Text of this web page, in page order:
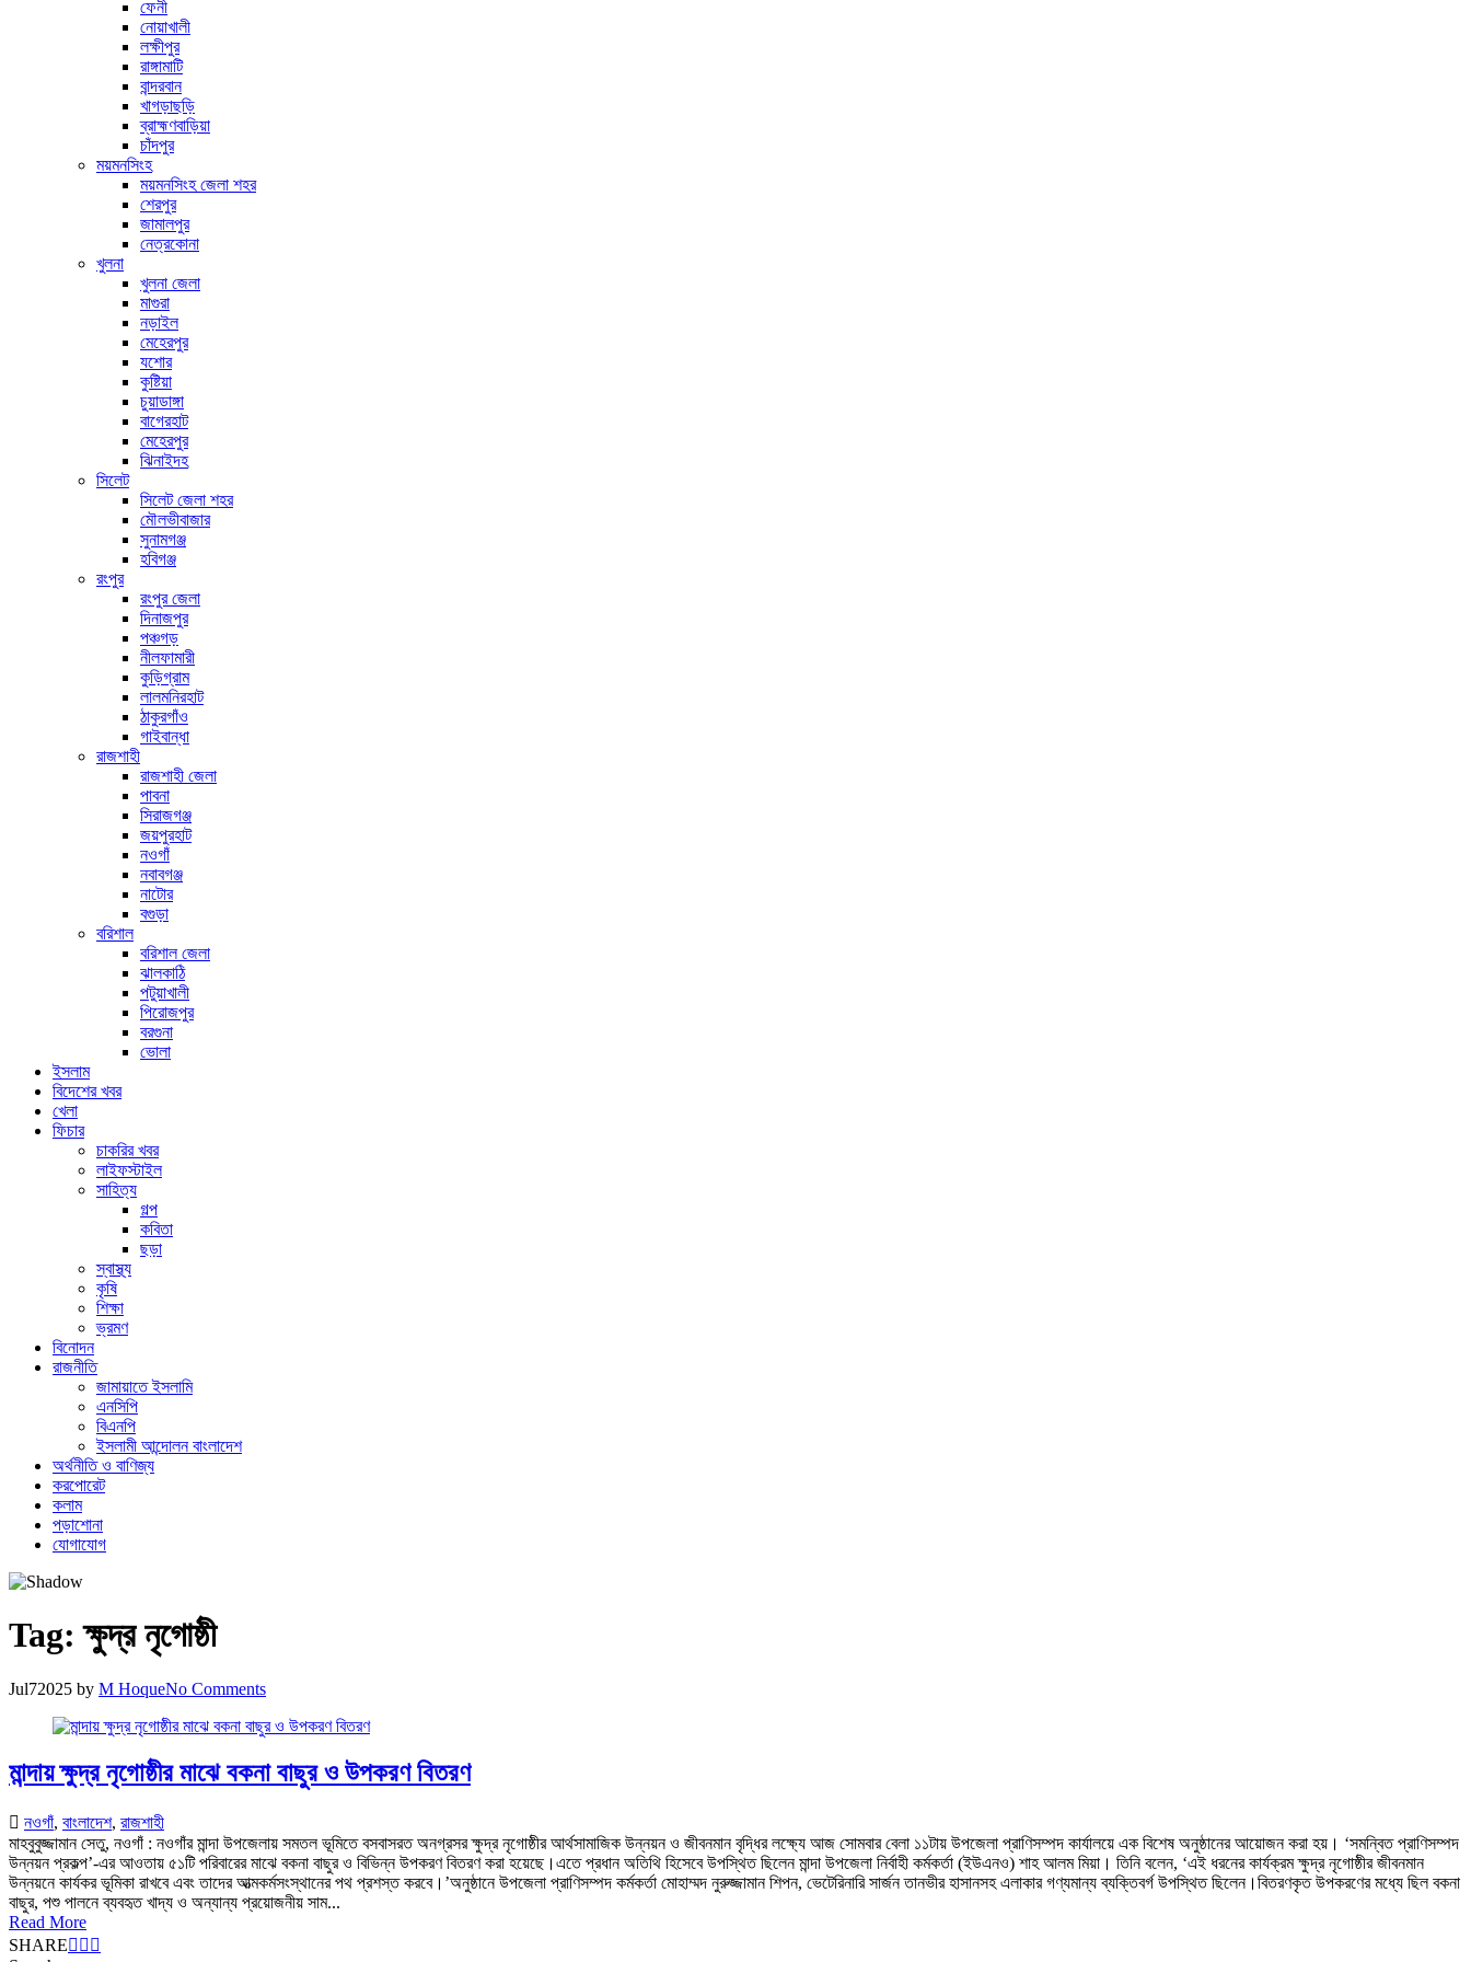
ফেনী
নোয়াখালী
লক্ষীপুর
রাঙ্গামাটি
বান্দরবান
খাগড়াছড়ি
ব্রাহ্মণবাড়িয়া
চাঁদপুর
ময়মনসিংহ
ময়মনসিংহ জেলা শহর
শেরপুর
জামালপুর
নেত্রকোনা
খুলনা
খুলনা জেলা
মাগুরা
নড়াইল
মেহেরপুর
যশোর
কুষ্টিয়া
চুয়াডাঙ্গা
বাগেরহাট
মেহেরপুর
ঝিনাইদহ
সিলেট
সিলেট জেলা শহর
মৌলভীবাজার
সুনামগঞ্জ
হবিগঞ্জ
রংপুর
রংপুর জেলা
দিনাজপুর
পঞ্চগড়
নীলফামারী
কুড়িগ্রাম
লালমনিরহাট
ঠাকুরগাঁও
গাইবান্ধা
রাজশাহী
রাজশাহী জেলা
পাবনা
সিরাজগঞ্জ
জয়পুরহাট
নওগাঁ
নবাবগঞ্জ
নাটোর
বগুড়া
বরিশাল
বরিশাল জেলা
ঝালকাঠি
পটুয়াখালী
পিরোজপুর
বরগুনা
ভোলা
ইসলাম
বিদেশের খবর
খেলা
ফিচার
চাকরির খবর
লাইফস্টাইল
সাহিত্য
গল্প
কবিতা
ছড়া
স্বাস্থ্য
কৃষি
শিক্ষা
ভ্রমণ
বিনোদন
রাজনীতি
জামায়াতে ইসলামি
এনসিপি
বিএনপি
ইসলামী আন্দোলন বাংলাদেশ
অর্থনীতি ও বাণিজ্য
করপোরেট
কলাম
পড়াশোনা
যোগাযোগ
Tag:ক্ষুদ্র নৃগোষ্ঠী
Jul72025 by M HoqueNo Comments
মান্দায় ক্ষুদ্র নৃগোষ্ঠীর মাঝে বকনা বাছুর ও উপকরণ বিতরণ
নওগাঁ, বাংলাদেশ, রাজশাহী
মাহবুবুজ্জামান সেতু, নওগাঁ : নওগাঁর মান্দা উপজেলায় সমতল ভূমিতে বসবাসরত অনগ্রসর ক্ষুদ্র নৃগোষ্ঠীর আর্থসামাজিক উন্নয়ন ও জীবনমান বৃদ্ধির লক্ষ্যে আজ সোমবার বেলা ১১টায় উপজেলা প্রাণিসম্পদ কার্যালয়ে এক বিশেষ অনুষ্ঠানের আয়োজন করা হয়। ‘সমন্বিত প্রাণিসম্পদ
উন্নয়ন প্রকল্প’-এর আওতায় ৫১টি পরিবারের মাঝে বকনা বাছুর ও বিভিন্ন উপকরণ বিতরণ করা হয়েছে।এতে প্রধান অতিথি হিসেবে উপস্থিত ছিলেন মান্দা উপজেলা নির্বাহী কর্মকর্তা (ইউএনও) শাহ আলম মিয়া। তিনি বলেন, ‘এই ধরনের কার্যক্রম ক্ষুদ্র নৃগোষ্ঠীর জীবনমান
উন্নয়নে কার্যকর ভূমিকা রাখবে এবং তাদের আত্মকর্মসংস্থানের পথ প্রশস্ত করবে।’অনুষ্ঠানে উপজেলা প্রাণিসম্পদ কর্মকর্তা মোহাম্মদ নুরুজ্জামান শিপন, ভেটেরিনারি সার্জন তানভীর হাসানসহ এলাকার গণ্যমান্য ব্যক্তিবর্গ উপস্থিত ছিলেন।বিতরণকৃত উপকরণের মধ্যে ছিল বকনা
বাছুর, পশু পালনে ব্যবহৃত খাদ্য ও অন্যান্য প্রয়োজনীয় সাম...
Read More
SHARE